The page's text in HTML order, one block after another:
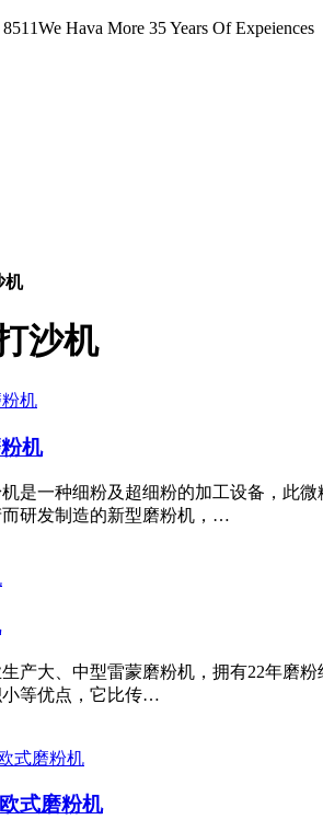
We Hava More 35 Years Of Expeiences
机
沙机
机
是一种细粉及超细粉的加工设备，此
研发制造的新型磨粉机，…
产大、中型雷蒙磨粉机，拥有22年磨
等优点，它比传…
式磨粉机